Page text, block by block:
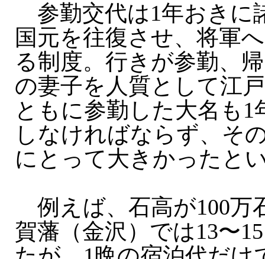
参勤交代は1年おきに
国元を往復させ、将軍
る制度。行きが参勤、
の妻子を人質として江
ともに参勤した大名も1
しなければならず、そ
にとって大きかったと
例えば、石高が100万
賀藩（金沢）では13〜